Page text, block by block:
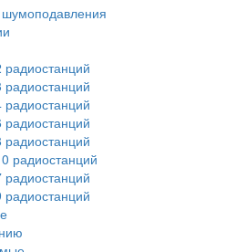
радиостанций